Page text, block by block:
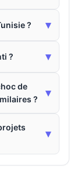
? ▾
? ▾
de
?
▾
▾